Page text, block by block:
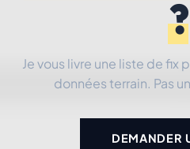
?
Je vous livre une liste de fix
données terrain. Pas
DEMANDER